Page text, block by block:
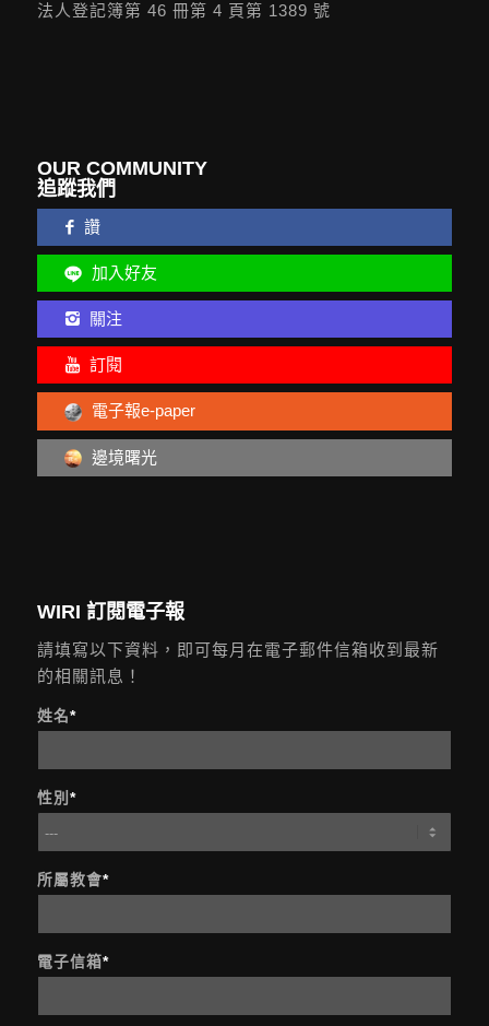
法人登記簿第 46 冊第 4 頁第 1389 號
OUR COMMUNITY
追蹤我們
讚
加入好友
關注
訂閱
電子報e-paper
邊境曙光
WIRI 訂閱電子報
請填寫以下資料，即可每月在電子郵件信箱收到最新
的相關訊息！
姓名*
性別 *
所屬教會*
電子信箱*